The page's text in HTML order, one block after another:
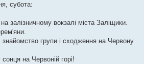
субота:
залізничному вокзалі міста Заліщики.
групи і сходження на Червону
на Червоній горі!